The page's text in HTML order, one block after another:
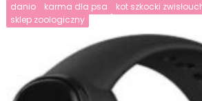
danio karma dla psa kot szkocki
sklep zoologiczny